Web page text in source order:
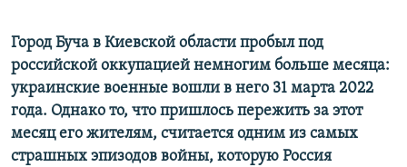
Все сайты РСЕ/РС
Город Буча в Киевской области пробыл под
российской оккупацией немногим больше месяца:
украинские военные вошли в него 31 марта 2022
года. Однако то, что пришлось пережить за этот
месяц его жителям, считается одним из самых
страшных эпизодов войны, которую Россия